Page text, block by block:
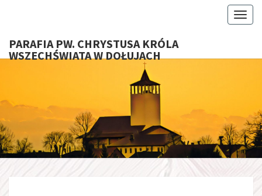
PARAFIA PW. CHRYSTUSA KRÓLA
WSZECHŚWIATA W DOŁUJACH